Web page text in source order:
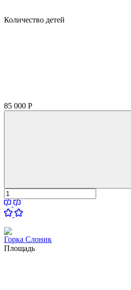
Количество детей
85 000 Р
Горка Слоник
Площадь